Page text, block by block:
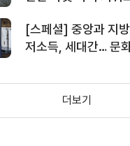
[스페셜] 중앙과 지
저소득, 세대간… 문
더보기